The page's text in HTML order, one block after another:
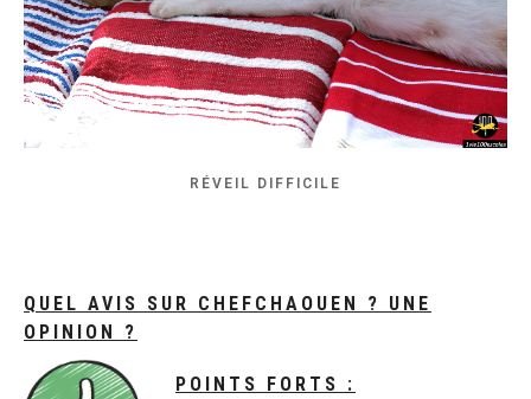
RÉVEIL DIFFICILE
QUEL AVIS SUR CHEFCHAOUEN ? UNE
OPINION ?
POINTS FORTS :